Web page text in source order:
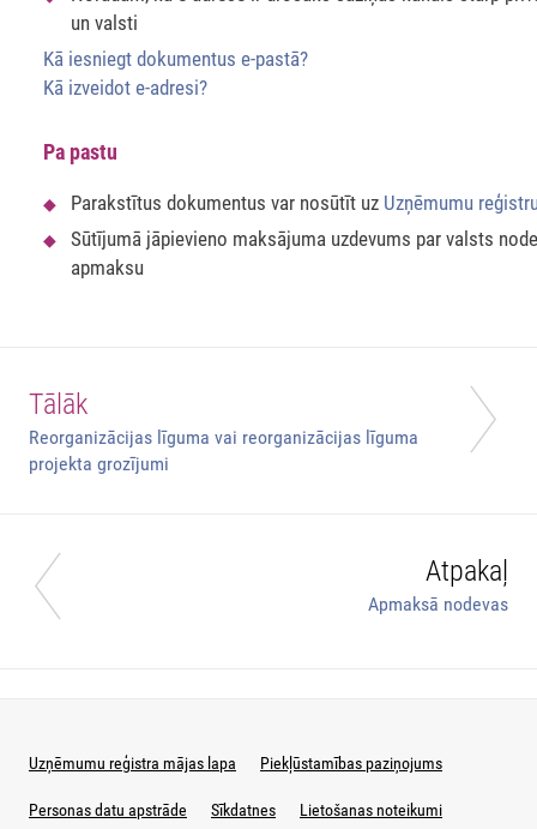
un valsti
Kā iesniegt dokumentus e-pastā?
Kā izveidot e-adresi?
Pa pastu
Parakstītus dokumentus var nosūtīt uz Uzņēmumu
Sūtījumā jāpievieno maksājuma uzdevums par valsts
apmaksu
Tālāk
Reorganizācijas līguma vai reorganizācijas līguma
projekta grozījumi
Atpakaļ
Apmaksā nodevas
Uzņēmumu reģistra mājas lapa Piekļūstamības paziņojums
Personas datu apstrāde Sīkdatnes Lietošanas noteikumi